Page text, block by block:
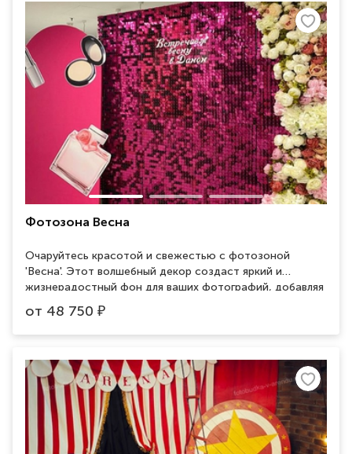
Фотозона Весна
Очаруйтесь красотой и свежестью с фотозоной
'Весна'. Этот волшебный декор создаст яркий и
жизнерадостный фон для ваших фотографий, добавляя
атмосферу весеннего пробуждения и красоты природы.
от 48 750 ₽